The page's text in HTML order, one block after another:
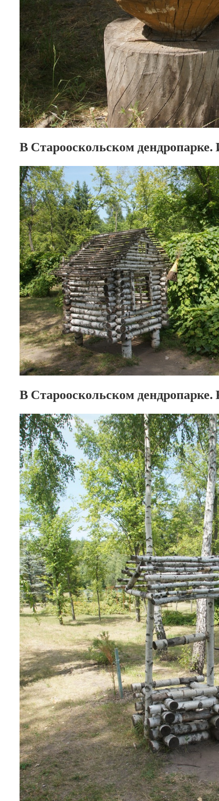
В Старооскольском
В Старооскольском дендропарке.